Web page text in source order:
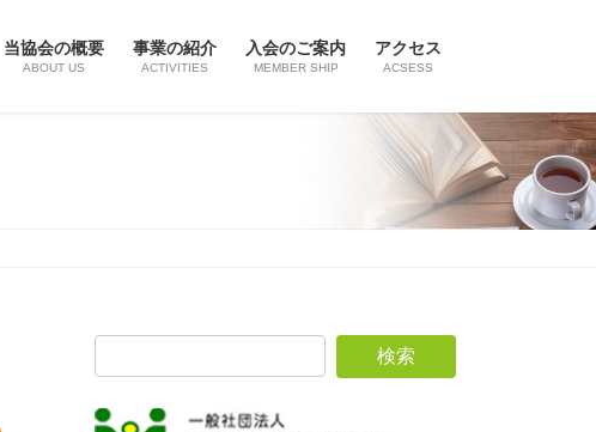
当協会の概要
ABOUT US
事業の紹介
ACTIVITIES
入会のご案内
MEMBER SHIP
アクセス
ACSESS